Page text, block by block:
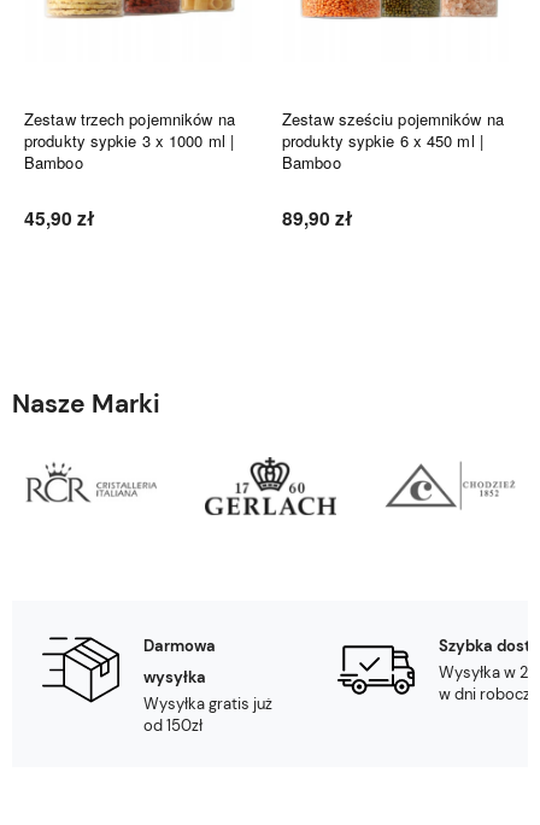
Zestaw trzech pojemników na
produkty sypkie 3 x 1000 ml |
Bamboo
45,90 zł
Zestaw sześciu pojemników na
produkty sypkie 6 x 450 ml |
Bamboo
89,90 zł
Nasze Marki
Darmowa
wysyłka
Wysyłka gratis już
od 150zł
Szybka
Wysyłka w
w dni robocze